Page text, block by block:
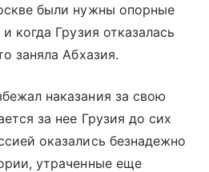
были нужны опорные
когда Грузия отказалась
заняла Абхазия.
наказания за свою
за нее Грузия до сих
оказались безнадежно
утраченные еще